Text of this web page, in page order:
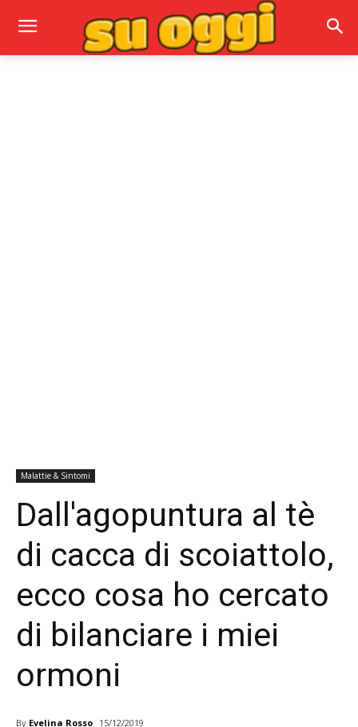
Malattie & Sintomi
Dall'agopuntura al tè
di cacca di scoiattolo,
ecco cosa ho cercato
di bilanciare i miei
ormoni
By Evelina Rosso 15/12/2019